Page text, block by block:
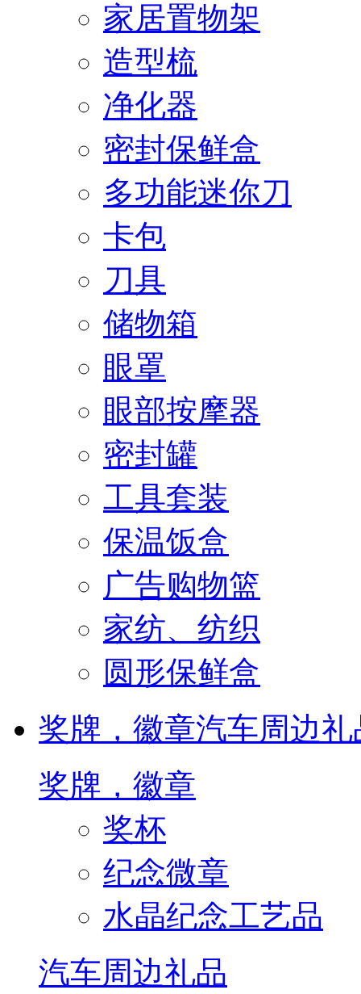
家居置物架
造型梳
净化器
密封保鲜盒
多功能迷你刀
卡包
刀具
储物箱
眼罩
眼部按摩器
密封罐
工具套装
保温饭盒
广告购物篮
家纺、纺织
圆形保鲜盒
奖牌，徽章汽车周边礼
奖牌，徽章
奖杯
纪念微章
水晶纪念工艺品
汽车周边礼品